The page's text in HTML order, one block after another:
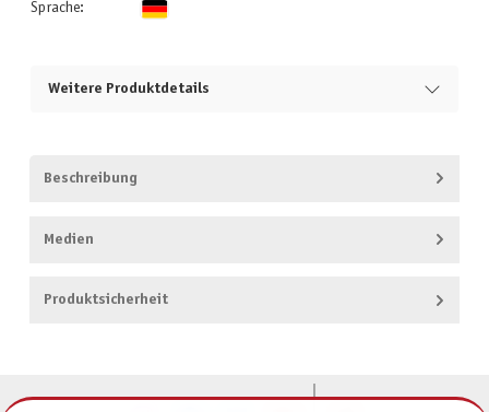
Sprache:
Weitere Produktdetails
Beschreibung
Medien
Produktsicherheit